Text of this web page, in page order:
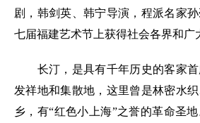
剧，韩剑英、韩宁导演，程派名家
七届福建艺术节上获得社会各界和广
长汀，是具有千年历史的客家首
发祥地和集散地，这里曾是林密水
乡，有“红色小上海”之誉的革命圣